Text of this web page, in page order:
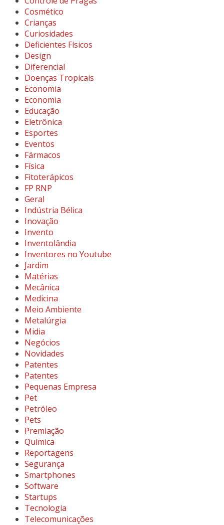
Cosmético
Crianças
Curiosidades
Deficientes Físicos
Design
Diferencial
Doenças Tropicais
Economia
Economia
Educação
Eletrônica
Esportes
Eventos
Fármacos
Física
Fitoterápicos
FP RNP
Geral
Indústria Bélica
Inovação
Invento
Inventolândia
Inventores no Youtube
Jardim
Matérias
Mecânica
Medicina
Meio Ambiente
Metalúrgia
Midia
Negócios
Novidades
Patentes
Patentes
Pequenas Empresa
Pet
Petróleo
Pets
Premiação
Química
Reportagens
Segurança
Smartphones
Software
Startups
Tecnologia
Telecomunicações